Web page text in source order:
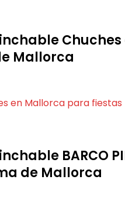
Chuches
Mallorca
BARCO
de Mallorca